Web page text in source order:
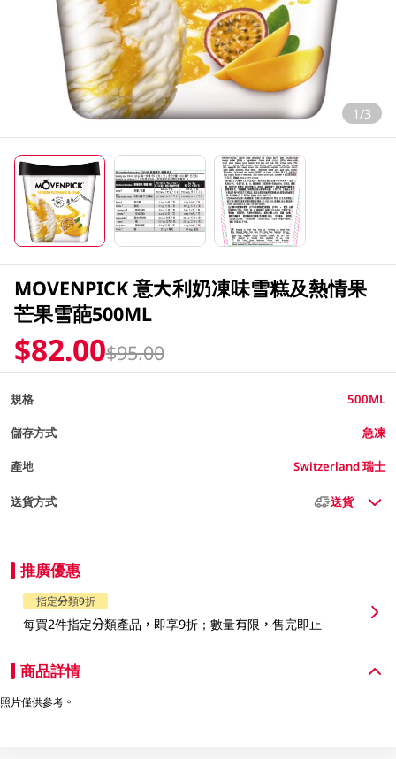
1/3
MOVENPICK 意大利奶凍味雪糕及熱情果
芒果雪葩500ML
$82.00$95.00
規格 500ML
儲存方式 急凍
產地 Switzerland 瑞士
送貨方式 送貨
推廣優惠
指定分類9折
每買2件指定分類產品，即享9折；數量有限，售完即止
商品詳情
照片僅供參考。